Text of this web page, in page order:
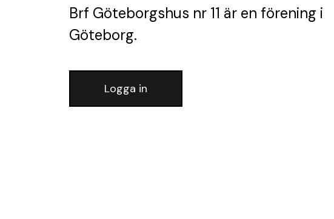
Brf Göteborgshus nr 11 är en förening i
Göteborg.
Logga in